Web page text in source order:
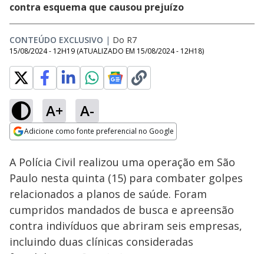
contra esquema que causou prejuízo
CONTEÚDO EXCLUSIVO | Do R7
15/08/2024 - 12H19 (ATUALIZADO EM 15/08/2024 - 12H18)
A+ A-
Adicione como fonte preferencial no Google
Ativar
100.00%
A Polícia Civil realizou uma operação em São
Paulo nesta quinta (15) para combater golpes
relacionados a planos de saúde. Foram
cumpridos mandados de busca e apreensão
contra indivíduos que abriram seis empresas,
incluindo duas clínicas consideradas